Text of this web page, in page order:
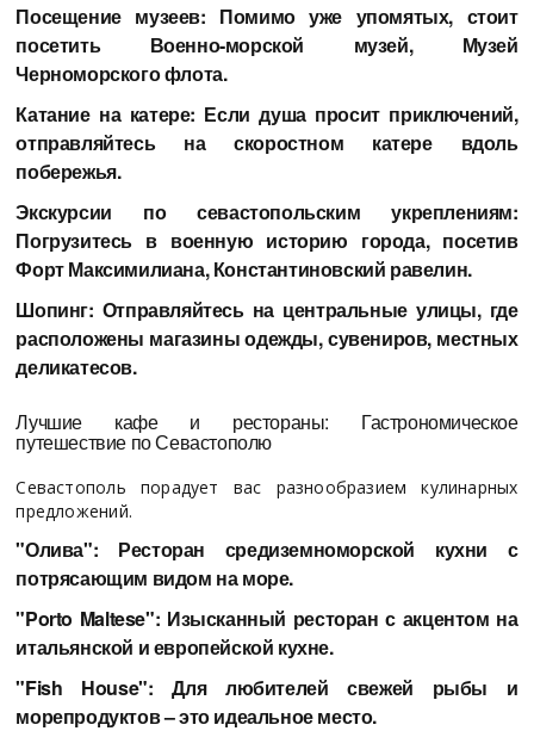
Посещение музеев: Помимо уже упомятых, стоит
посетить Военно-морской музей, Музей
Черноморского флота.
Катание на катере: Если душа просит приключений,
отправляйтесь на скоростном катере вдоль
побережья.
Экскурсии по севастопольским укреплениям:
Погрузитесь в военную историю города, посетив
Форт Максимилиана, Константиновский равелин.
Шопинг: Отправляйтесь на центральные улицы, где
расположены магазины одежды, сувениров, местных
деликатесов.
Лучшие кафе и рестораны: Гастрономическое
путешествие по Севастополю
Севастополь порадует вас разнообразием кулинарных
предложений.
"Олива": Ресторан средиземноморской кухни с
потрясающим видом на море.
"Porto Maltese": Изысканный ресторан с акцентом на
итальянской и европейской кухне.
"Fish House": Для любителей свежей рыбы и
морепродуктов – это идеальное место.